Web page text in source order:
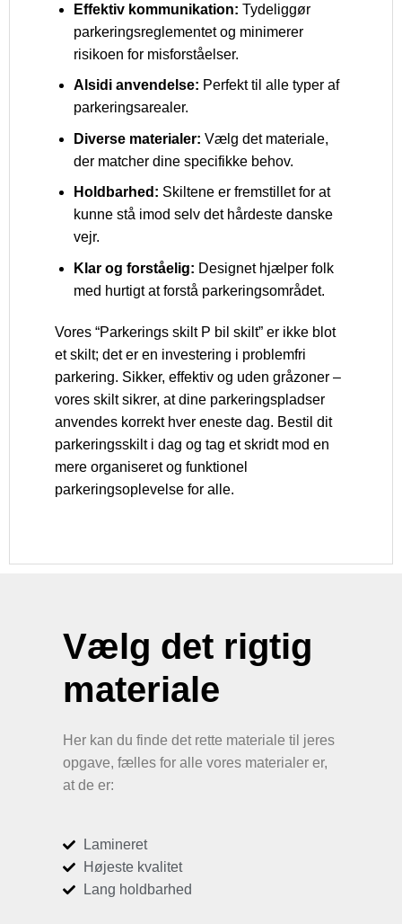
Effektiv kommunikation: Tydeliggør
parkeringsreglementet og minimerer
risikoen for misforståelser.
Alsidi anvendelse: Perfekt til alle typer af
parkeringsarealer.
Diverse materialer: Vælg det materiale,
der matcher dine specifikke behov.
Holdbarhed: Skiltene er fremstillet for at
kunne stå imod selv det hårdeste danske
vejr.
Klar og forståelig: Designet hjælper folk
med hurtigt at forstå parkeringsområdet.
Vores “Parkerings skilt P bil skilt” er ikke blot
et skilt; det er en investering i problemfri
parkering. Sikker, effektiv og uden gråzoner –
vores skilt sikrer, at dine parkeringspladser
anvendes korrekt hver eneste dag. Bestil dit
parkeringsskilt i dag og tag et skridt mod en
mere organiseret og funktionel
parkeringsoplevelse for alle.
Vælg det rigtig
materiale
Her kan du finde det rette materiale til jeres
opgave, fælles for alle vores materialer er,
at de er:
Lamineret
Højeste kvalitet
Lang holdbarhed